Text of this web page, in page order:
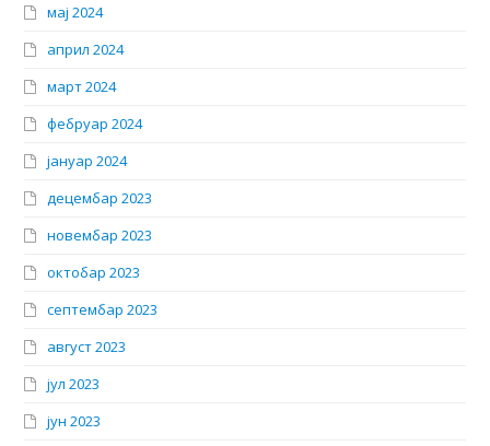
мај 2024
април 2024
март 2024
фебруар 2024
јануар 2024
децембар 2023
новембар 2023
октобар 2023
септембар 2023
август 2023
јул 2023
јун 2023